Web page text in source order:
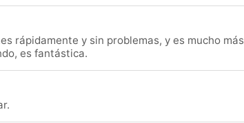
rápidamente y sin problemas, y es mucho más
es fantástica.